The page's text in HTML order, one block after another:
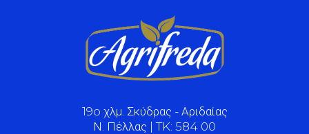
19o χλμ. Σκύδρας - Αριδαίας
Ν. Πέλλας | TK: 584 00